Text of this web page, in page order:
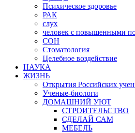
Психическое здоровье
РАК
слух
человек с повышенными
СОН
Стоматология
Целебное воздействие
НАУКА
ЖИЗНЬ
Открытия Российских
Ученые-биологи
ДОМАШНИЙ УЮТ
СТРОИТЕЛЬСТВО
СДЕЛАЙ САМ
МЕБЕЛЬ